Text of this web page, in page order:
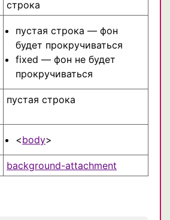
строка
пустая строка — фон
будет прокручиваться
fixed — фон не будет
прокручиваться
пустая строка
<body>
background-attachment